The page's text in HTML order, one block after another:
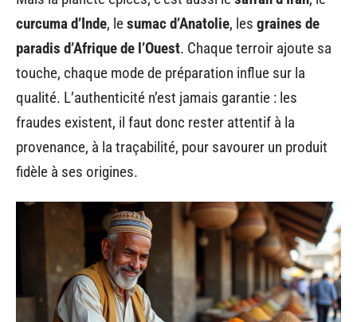
curcuma d’Inde, lesumac d’Anatolie, les graines de
paradis d’Afrique de l’Ouest. Chaque terroir ajoute sa
touche, chaque mode de préparation influe sur la
qualité. L’authenticité n’est jamais garantie : les
fraudes existent, il faut donc rester attentif à la
provenance, à la traçabilité, pour savourer un produit
fidèle à ses origines.